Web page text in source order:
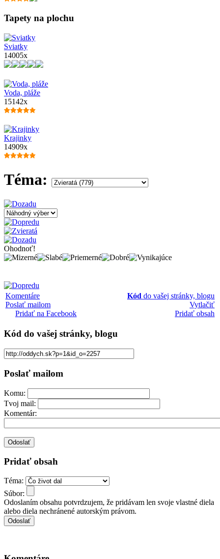
Tapety na plochu
Sviatky
14005x
Voda, pláže
15142x
Krajinky
14909x
Téma:
Ohodnoť!
Komentáre
Poslať mailom
Pridať na Facebook
Kód do vašej stránky, blogu
Vytlačiť
Pridať obsah
Kód do vašej stránky, blogu
Poslať mailom
Komu:
Tvoj mail:
Komentár:
Pridať obsah
Téma:
Súbor:
Odoslaním obsahu potvrdzujem, že pridávam len svoje vlastné diela
alebo diela nechránené autorským právom.